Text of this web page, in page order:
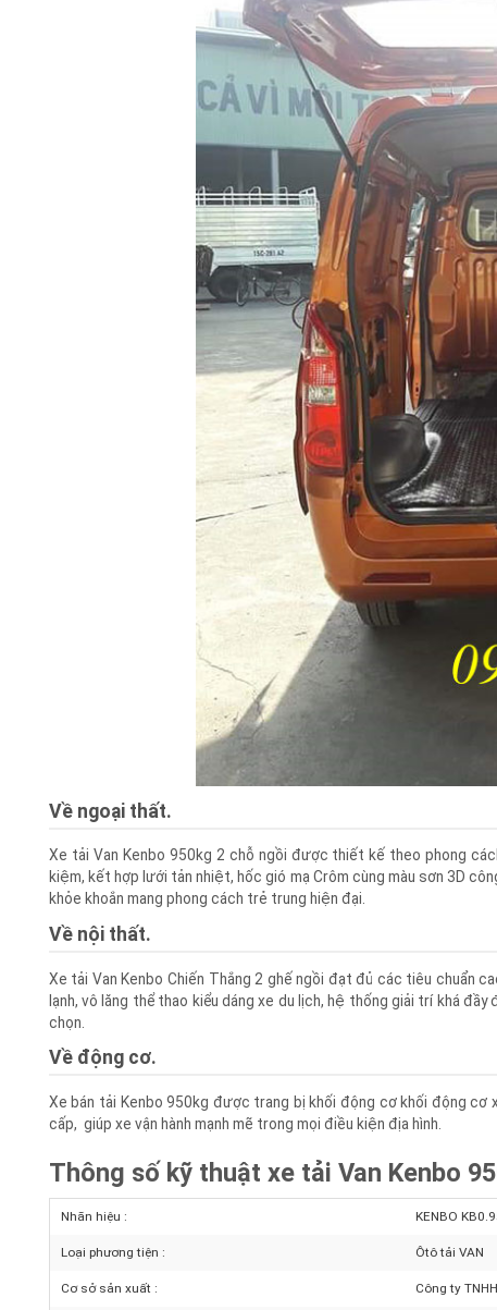
Về ngoại thất.
Xe tải Van Kenbo 950kg 2 chỗ ngồi được thiết kế theo phong
kiệm, kết hợp lưới tản nhiệt, hốc gió mạ Crôm cùng màu sơn 3D
khỏe khoắn mang phong cách trẻ trung hiện đại.
Về nội thất.
Xe tải Van Kenbo Chiến Thắng 2 ghế ngồi đạt đủ các tiêu chuẩn
lạnh, vô lăng thể thao kiểu dáng xe du lịch, hệ thống giải trí khá
chọn.
Về động cơ.
Xe bán tải Kenbo 950kg được trang bị khối động cơ khối động
cấp, giúp xe vận hành mạnh mẽ trong mọi điều kiện địa hình.
Thông số kỹ thuật xe tải Van Kenbo
Nhãn hiệu : KENBO